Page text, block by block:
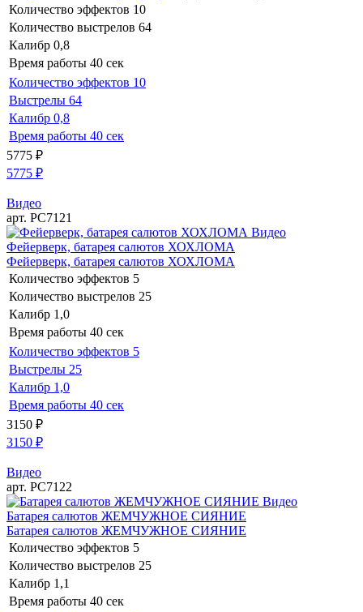
Количество эффектов 10
Количество выстрелов 64
Калибр 0,8
Время работы 40 сек
Количество эффектов 10
Выстрелы 64
Калибр 0,8
Время работы 40 сек
5775 ₽
5775 ₽
Видео
арт. РС7121
Видео
Фейерверк, батарея салютов ХОХЛОМА
Фейерверк, батарея салютов ХОХЛОМА
Количество эффектов 5
Количество выстрелов 25
Калибр 1,0
Время работы 40 сек
Количество эффектов 5
Выстрелы 25
Калибр 1,0
Время работы 40 сек
3150 ₽
3150 ₽
Видео
арт. РС7122
Видео
Батарея салютов ЖЕМЧУЖНОЕ СИЯНИЕ
Батарея салютов ЖЕМЧУЖНОЕ СИЯНИЕ
Количество эффектов 5
Количество выстрелов 25
Калибр 1,1
Время работы 40 сек